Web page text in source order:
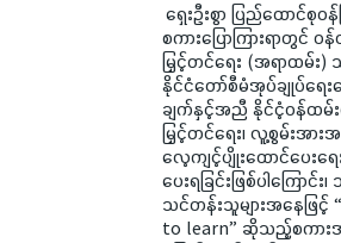
ရှေးဦးစွာ ပြည်ထောင်စု
စကားပြောကြားရာတွင်
မြှင့်တင်ရေး (အရာထမ်း
နိုင်ငံတော်စီမံအုပ်ချုပ်ရေ
ချက်နှင့်အညီ နိုင်ငံ့ဝန်ထမ်း
မြှင့်တင်ရေး၊ လူ့စွမ်းအားအ
လေ့ကျင့်ပျိုးထောင်ပေ
ပေးရခြင်းဖြစ်ပါကြောင်
သင်တန်းသူများအနေဖြင့်
to learn” ဆိုသည့်စကာ